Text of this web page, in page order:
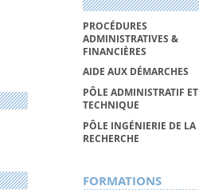
PROCÉDURES
ADMINISTRATIVES &
FINANCIÈRES
AIDE AUX DÉMARCHES
PÔLE ADMINISTRATIF ET
TECHNIQUE
PÔLE INGÉNIERIE DE LA
RECHERCHE
FORMATIONS